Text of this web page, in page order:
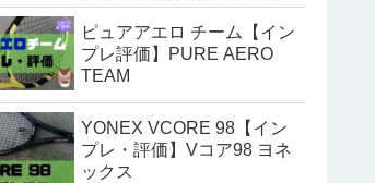
ピュアアエロ チーム【イン
プレ評価】PURE AERO
TEAM
YONEX VCORE 98【イン
プレ・評価】Vコア98 ヨネ
ックス